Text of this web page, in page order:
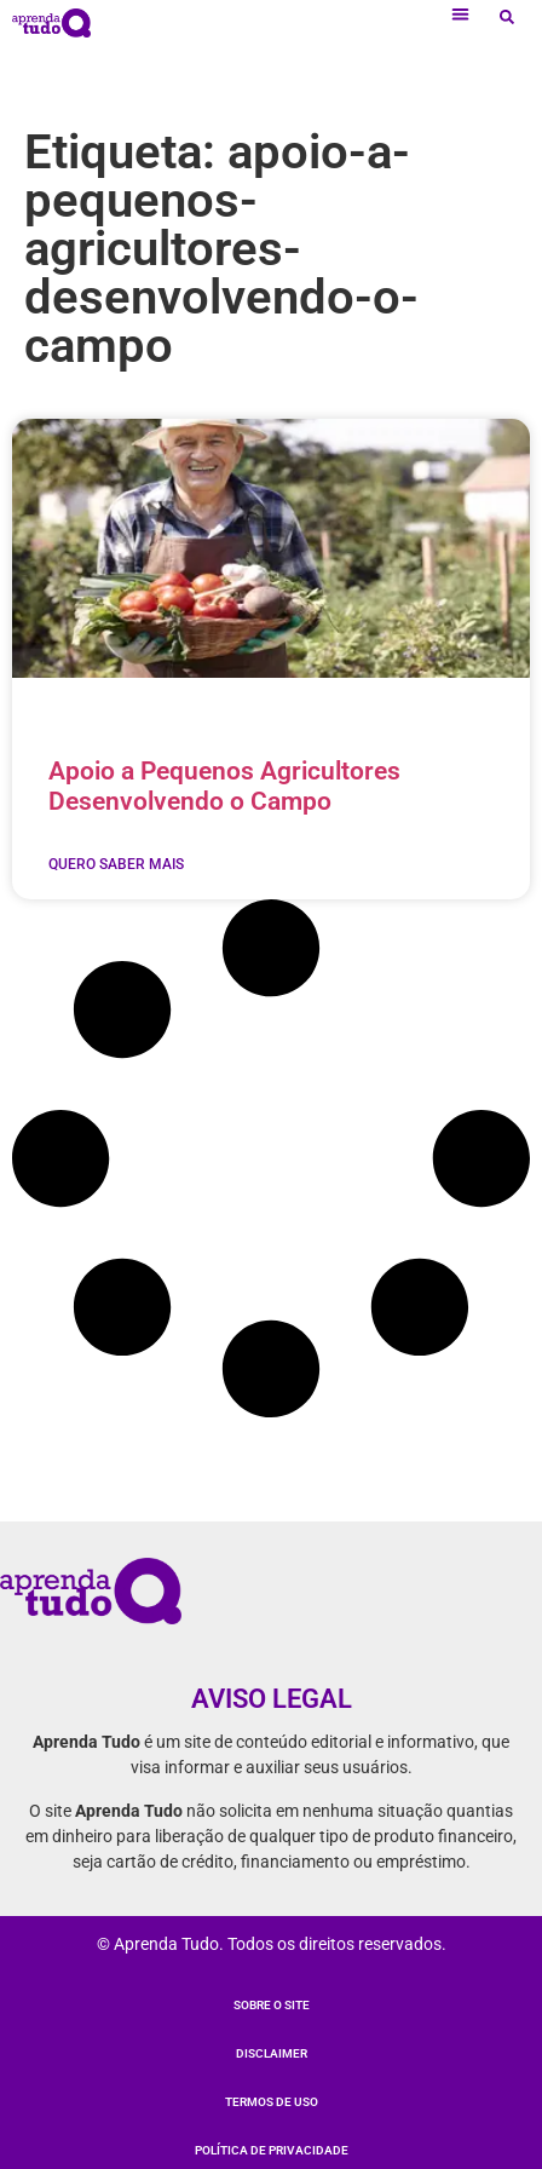
Etiqueta: apoio-a-
pequenos-
agricultores-
desenvolvendo-o-
campo
Apoio a Pequenos Agricultores
Desenvolvendo o Campo
QUERO SABER MAIS
AVISO LEGAL
Aprenda Tudoé um site de conteúdo editorial e informativo, que
visa informar e auxiliar seus usuários.
O siteAprenda Tudo não solicita em nenhuma situação quantias
em dinheiro para liberação de qualquer tipo de produto financeiro,
seja cartão de crédito, financiamento ou empréstimo.
© Aprenda Tudo. Todos os direitos reservados.
SOBRE O SITE
DISCLAIMER
TERMOS DE USO
POLÍTICA DE PRIVACIDADE